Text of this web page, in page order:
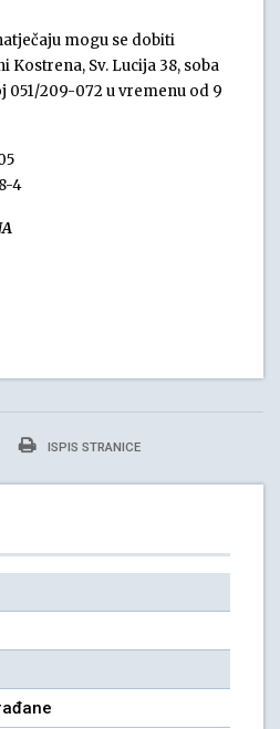
mogu se dobiti
Kostrena, Sv. Lucija 38, soba
051/209-072 u vremenu od 9
4
ISPIS STRANICE